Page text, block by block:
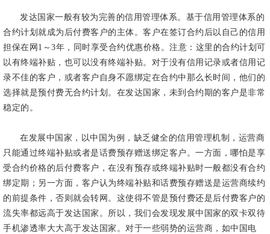
发达国家一般有较为完善的信用管理体系。基于信用管理体系的
合约计划就成为后付费客户的主体。客户在签订合约后以自己的信用
担保在网1～3年，同时享受合约优惠价格。注意：这里的合约计划可
以有终端补贴，也可以没有终端补贴。对于没有信用记录或者信用记
录不佳的客户，或者客户自身不愿绑定在合约中那么长时间，他们的
选择就是预付费无合约计划。在发达国家，未到合约期的客户是非常
稳定的。
在发展中国家，以中国为例，缺乏健全的信用管理机制，运营商
只能通过终端补贴或者是话费预存赠送绑定客户。一方面，哪怕是享
受合约价格的后付费客户，在没有预存或终端补贴时一般都没有合约
绑定期；另一方面，客户认为终端补贴和话费预存赠送是运营商续约
的前提条件，否则就会转网。这使得不管是预付费还是后付费客户的
流失率都远高于发达国家。所以，我们会发现发展中国家的双卡双待
手机渗透率大大高于发达国家。对于一些弱势的运营商，如中国电